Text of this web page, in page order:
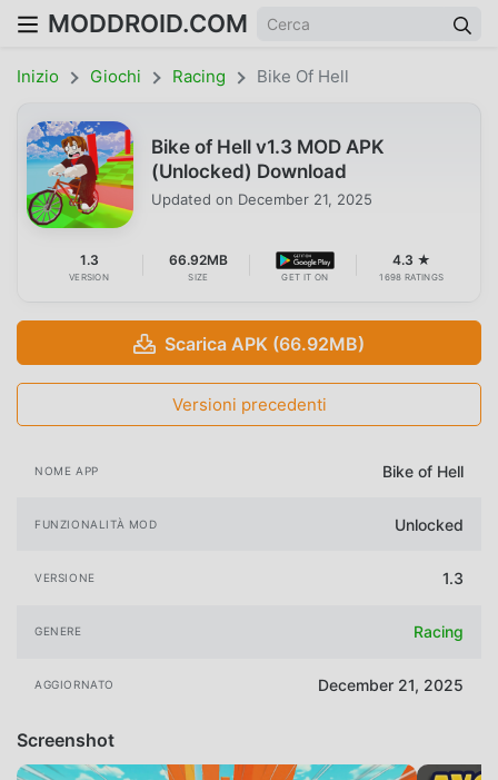
MODDROID.COM
Inizio Giochi Racing Bike Of Hell
Bike of Hell v1.3 MOD APK
(Unlocked) Download
Updated on December 21, 2025
1.3
VERSION
66.92MB
SIZE GET IT ON
4.3 ★
1698 RATINGS
Scarica APK (66.92MB)
Versioni precedenti
NOME APP Bike of Hell
FUNZIONALITÀ MOD Unlocked
VERSIONE 1.3
GENERE Racing
AGGIORNATO December 21, 2025
Screenshot